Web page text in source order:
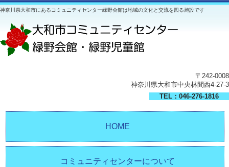
神奈川県大和市にあるコミュニティセンター緑野会館は地域の文化と交流を図る施設です
〒242-0008
神奈川県大和市中央林間西4-27-3
TEL：046-276-1816
HOME
コミュニティセンターについて